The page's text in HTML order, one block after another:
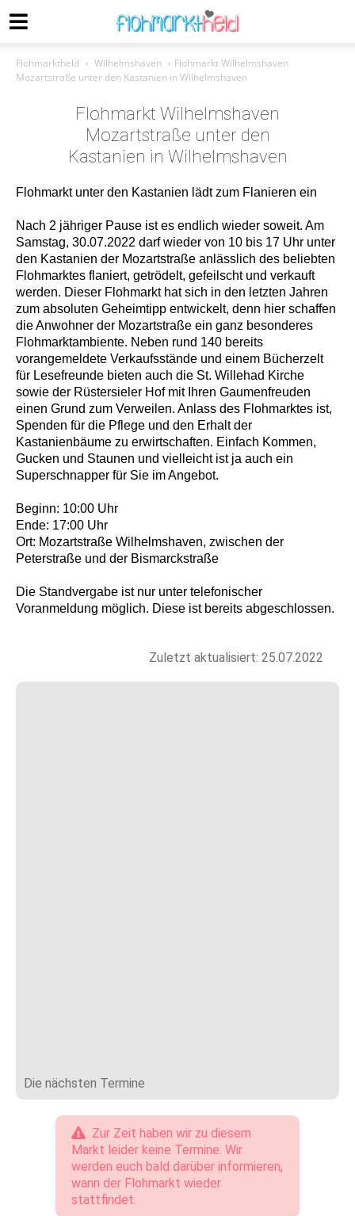
Flohmarktheld Wilhelmshaven
Flohmarkt Wilhelmshaven
Mozartstraße unter den Kastanien in Wilhelmshaven
Flohmarkt Wilhelmshaven
Mozartstraße unter den
Kastanien in Wilhelmshaven
Flohmarkt unter den Kastanien lädt zum Flanieren ein
Nach 2 jähriger Pause ist es endlich wieder soweit. Am
Samstag, 30.07.2022 darf wieder von 10 bis 17 Uhr unter
den Kastanien der Mozartstraße anlässlich des beliebten
Flohmarktes flaniert, getrödelt, gefeilscht und verkauft
werden. Dieser Flohmarkt hat sich in den letzten Jahren
zum absoluten Geheimtipp entwickelt, denn hier schaffen
die Anwohner der Mozartstraße ein ganz besonderes
Flohmarktambiente. Neben rund 140 bereits
vorangemeldete Verkaufsstände und einem Bücherzelt
für Lesefreunde bieten auch die St. Willehad Kirche
sowie der Rüstersieler Hof mit Ihren Gaumenfreuden
einen Grund zum Verweilen. Anlass des Flohmarktes ist,
Spenden für die Pflege und den Erhalt der
Kastanienbäume zu erwirtschaften. Einfach Kommen,
Gucken und Staunen und vielleicht ist ja auch ein
Superschnapper für Sie im Angebot.
Beginn: 10:00 Uhr
Ende: 17:00 Uhr
Ort: Mozartstraße Wilhelmshaven, zwischen der
Peterstraße und der Bismarckstraße
Die Standvergabe ist nur unter telefonischer
Voranmeldung möglich. Diese ist bereits abgeschlossen.
Zuletzt aktualisiert: 25.07.2022
Die nächsten Termine
Zur Zeit haben wir zu diesem
Markt leider keine Termine. Wir
werden euch bald darüber informieren,
wann der Flohmarkt wieder
stattfindet.